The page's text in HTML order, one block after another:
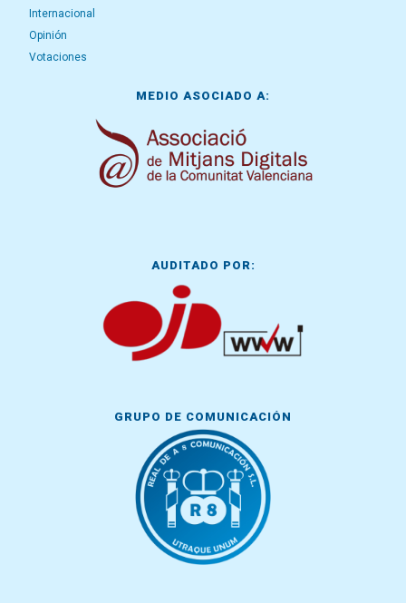
Internacional
Opinión
Votaciones
MEDIO ASOCIADO A:
AUDITADO POR:
GRUPO DE COMUNICACIÓN